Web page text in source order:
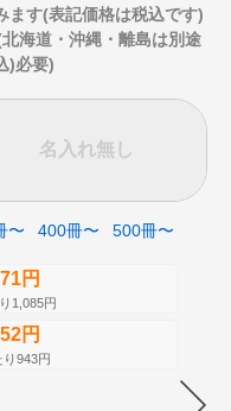
ます(表記価格は税込です)
海道・沖縄・離島は別途
)必要)
名入れ無し
〜 400冊〜 500冊〜
円
1,085円
円
943円